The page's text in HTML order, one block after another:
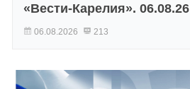
«Вести-Карелия». 06.08.26
06.08.2026 213